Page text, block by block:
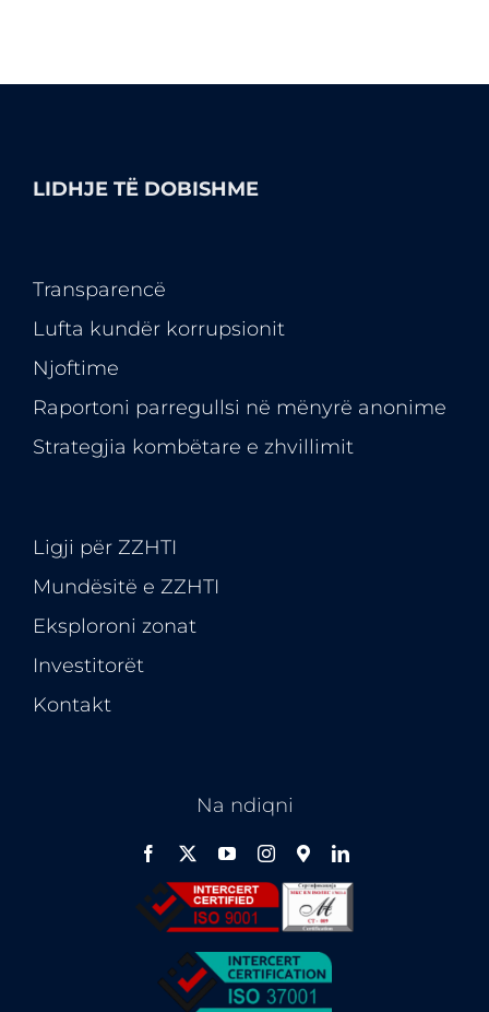
LIDHJE TË DOBISHME
Transparencë
Lufta kundër korrupsionit
Njoftime
Raportoni parregullsi në mënyrë anonime
Strategjia kombëtare e zhvillimit
Ligji për ZZHTI
Mundësitë e ZZHTI
Eksploroni zonat
Investitorët
Kontakt
Na ndiqni